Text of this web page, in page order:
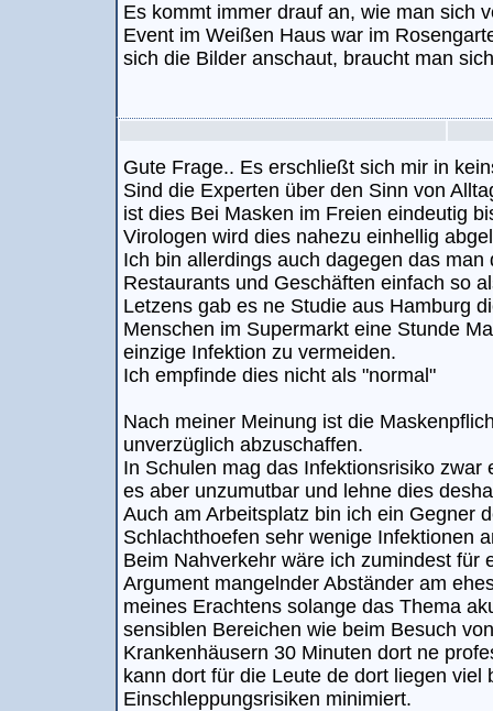
Es kommt immer drauf an, wie man sich
Event im Weißen Haus war im
sich die Bilder anschaut, braucht man
Gute Frage.. Es erschließt sich mir in
Sind die Experten über den Sinn von
ist dies Bei Masken im Freien eindeutig
Virologen wird dies nahezu einhellig
Ich bin allerdings auch dagegen das
Restaurants und Geschäften einfach so
Letzens gab es ne Studie aus Hamburg
Menschen im Supermarkt eine Stunde
einzige Infektion zu vermeiden.
Ich empfinde dies nicht als "normal"
Nach meiner Meinung ist die
unverzüglich abzuschaffen.
In Schulen mag das Infektionsrisiko zwar
es aber unzumutbar und lehne dies
Auch am Arbeitsplatz bin ich ein Gegner
Schlachthoefen sehr wenige Infektionen
Beim Nahverkehr wäre ich zumindest für
Argument mangelnder Abständer am
meines Erachtens solange das Thema
sensiblen Bereichen wie beim Besuch
Krankenhäusern 30 Minuten dort ne
kann dort für die Leute de dort liegen viel
Einschleppungsrisiken minimiert.